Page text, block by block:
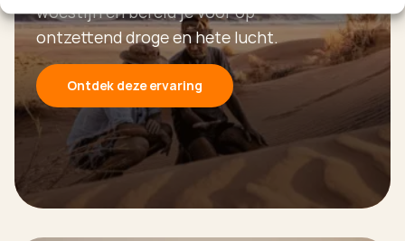
woestijn en bereid je voor op
ontzettend droge en hete lucht.
Ontdek deze ervaring